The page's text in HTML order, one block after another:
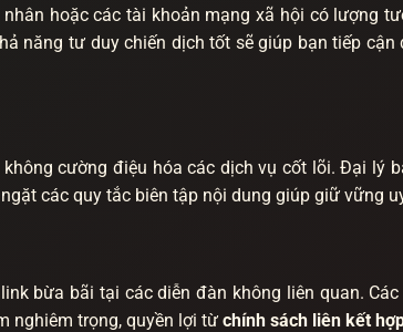
hoặc các tài khoản mạng xã hội có lượng
năng tư duy chiến dịch tốt sẽ giúp bạn tiếp
cường điệu hóa các dịch vụ cốt lõi. Đại lý
các quy tắc biên tập nội dung giúp giữ vững
bừa bãi tại các diễn đàn không liên quan.
nghiêm trọng, quyền lợi từ chính sách liên kết